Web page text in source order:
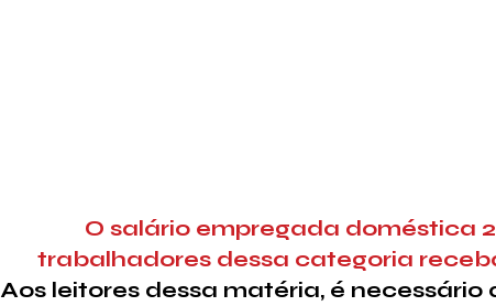
O salário empregada doméstica
trabalhadores dessa categoria
Aos leitores dessa matéria, é necessário